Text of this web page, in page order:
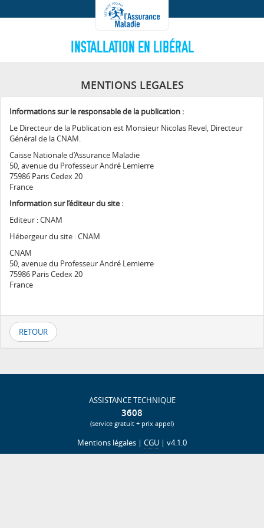
INSTALLATION EN LIBÉRAL
MENTIONS LEGALES
Informations sur le responsable de la publication :
Le Directeur de la Publication est Monsieur Nicolas Revel, Directeur
Général de la CNAM.
Caisse Nationale d’Assurance Maladie
50, avenue du Professeur André Lemierre
75986 Paris Cedex 20
France
Information sur l’éditeur du site :
Editeur : CNAM
Hébergeur du site : CNAM
CNAM
50, avenue du Professeur André Lemierre
75986 Paris Cedex 20
France
RETOUR
ASSISTANCE TECHNIQUE
3608
(service gratuit + prix appel)
Mentions légales | CGU | v4.1.0